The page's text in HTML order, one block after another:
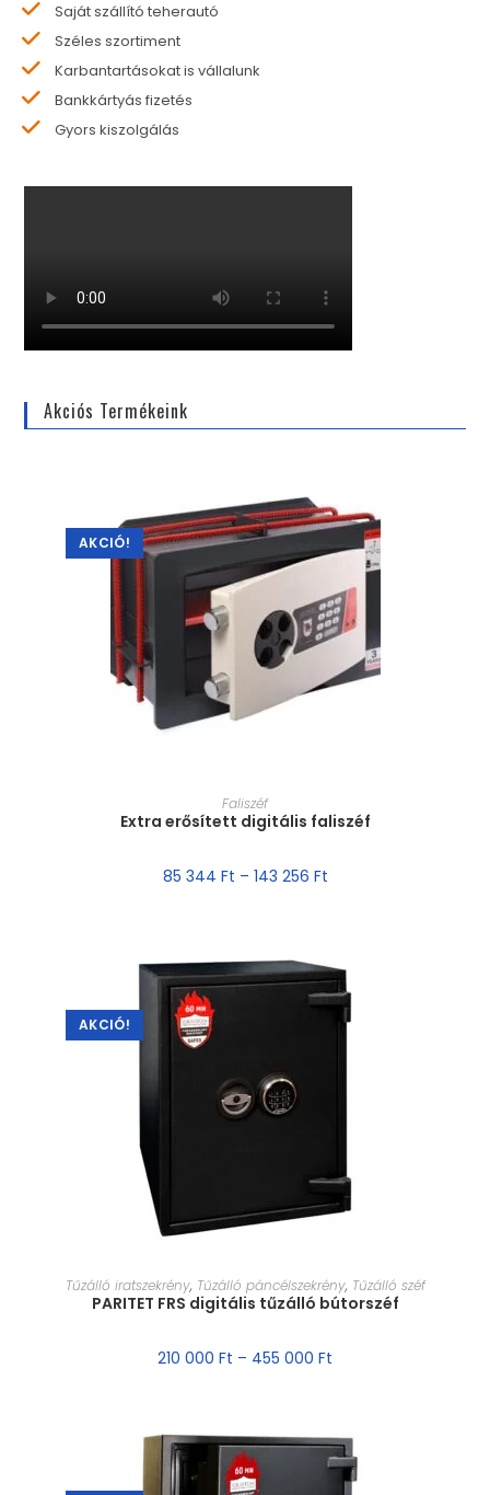
Saját szállító teherautó
Széles szortiment
Karbantartásokat is vállalunk
Bankkártyás fizetés
Gyors kiszolgálás
Akciós Termékeink
AKCIÓ!
MÉRET VÁLASZTÁSA
Faliszéf
Extra erősített digitális faliszéf
85 344 Ft – 143 256 Ft
AKCIÓ!
MÉRET VÁLASZTÁSA
Tűzálló iratszekrény, Tűzálló páncélszekrény, Tűzálló széf
PARITET FRS digitális tűzálló bútorszéf
210 000 Ft – 455 000 Ft